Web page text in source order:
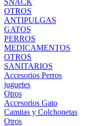
SNACK
OTROS
ANTIPULGAS
GATOS
PERROS
MEDICAMENTOS
OTROS
SANITARIOS
Accesorios Perros
juguetes
Otros
Accesorios Gato
Camitas y Colchonetas
Otros